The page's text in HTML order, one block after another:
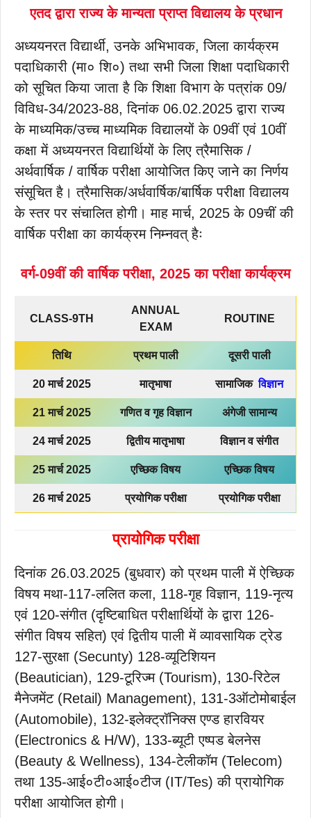
एतद द्वारा राज्य के मान्यता प्राप्त विद्यालय के प्रधान
अध्ययनरत विद्यार्थी, उनके अभिभावक, जिला कार्यक्रम
पदाधिकारी (मा० शि०) तथा सभी जिला शिक्षा पदाधिकारी
को सूचित किया जाता है कि शिक्षा विभाग के पत्रांक 09/
विविध-34/2023-88, दिनांक 06.02.2025 द्वारा राज्य
के माध्यमिक/उच्च माध्यमिक विद्यालयों के 09वीं एवं 10वीं
कक्षा में अध्ययनरत विद्यार्थियों के लिए त्रैमासिक /
अर्थवार्षिक / वार्षिक परीक्षा आयोजित किए जाने का निर्णय
संसूचित है। त्रैमासिक/अर्धवार्षिक/बार्षिक परीक्षा विद्यालय
के स्तर पर संचालित होगी। माह मार्च, 2025 के 09चीं की
वार्षिक परीक्षा का कार्यक्रम निम्नवत् हैः
वर्ग-09वीं की वार्षिक परीक्षा, 2025 का परीक्षा कार्यक्रम
CLASS-9TH
ANNUAL
EXAM
ROUTINE
तिथि प्रथम पाली दूसरी पाली
20 मार्च 2025 मातृभाषा सामाजिक विज्ञान
21 मार्च 2025 गणित व गृह विज्ञान अंगेजी सामान्य
24 मार्च 2025 द्वितीय मातृभाषा विज्ञान व संगीत
25 मार्च 2025 एच्छिक विषय एच्छिक विषय
26 मार्च 2025 प्रयोगिक परीक्षा प्रयोगिक परीक्षा
प्रायोगिक परीक्षा
दिनांक 26.03.2025 (बुधवार) को प्रथम पाली में ऐच्छिक
विषय मथा-117-ललित कला, 118-गृह विज्ञान, 119-नृत्य
एवं 120-संगीत (दृष्टिबाधित परीक्षार्थियों के द्वारा 126-
संगीत विषय सहित) एवं द्वितीय पाली में व्यावसायिक ट्रेड
127-सुरक्षा (Secunty) 128-व्यूटिशियन
(Beautician), 129-टूरिज्म (Tourism), 130-रिटेल
मैनेजमेंट (Retail) Management), 131-3ऑटोमोबाईल
(Automobile), 132-इलेक्ट्रॉनिक्स एण्ड हारवियर
(Electronics & H/W), 133-ब्यूटी एष्पड बेलनेस
(Beauty & Wellness), 134-टेलीकॉम (Telecom)
तथा 135-आई०टी०आई०टीज (IT/Tes) की प्रायोगिक
परीक्षा आयोजित होगी।